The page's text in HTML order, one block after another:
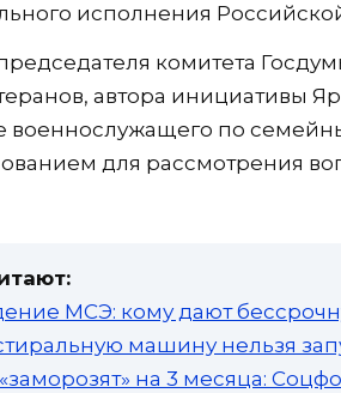
исполнения
комитета
автора инициативы
военнослужащего по
для рассмотрения
МСЭ: кому дают
машину нельзя
на 3 месяца: